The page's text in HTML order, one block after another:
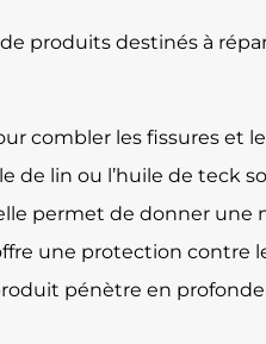
produits destinés à
combler les fissures et
de lin ou l’huile de
permet de donner une
une protection contre
pénètre en